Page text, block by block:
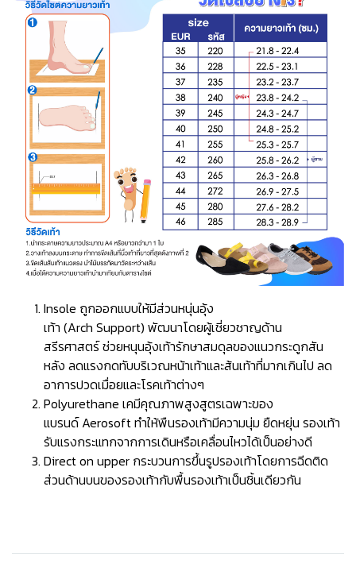
Insole ถูกออกแบบให้มีส่วนหนุ่นอุ้ง
เท้า (Arch Support) พัฒนาโดยผู้เชี่ยวชาญด้าน
สรีรศาสตร์ ช่วยหนุนอุ้งเท้ารักษาสมดุลของแนวกระดูกสัน
หลัง ลดแรงกดทับบริเวณหน้าเท้าและส้นเท้าที่มากเกินไป ลด
อาการปวดเมื่อยและโรคเท้าต่างๆ
Polyurethane เคมีคุณภาพสูงสูตรเฉพาะของ
แบรนด์ Aerosoft ทำให้พืนรองเท้ามีความนุ่ม ยืดหยุ่น รองเท้า
รับแรงกระแทกจากการเดินหรือเคลื่อนไหวได้เป็นอย่างดี
Direct on upper กระบวนการขึ้นรูปรองเท้าโดยการฉีดติด
ส่วนด้านบนของรองเท้ากับพื้นรองเท้าเป็นชิ้นเดียวกัน